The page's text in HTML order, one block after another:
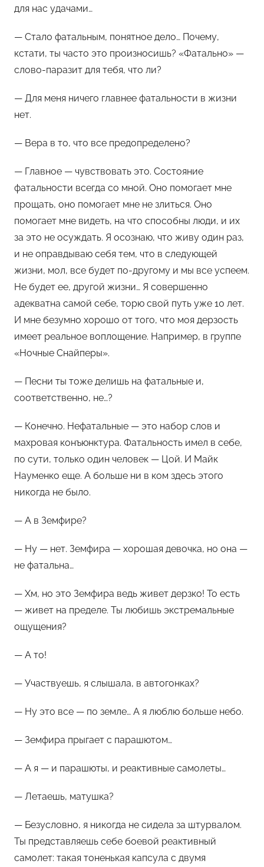
для нас удачами…
— Стало фатальным, понятное дело… Почему,
кстати, ты часто это произносишь? «Фатально» —
слово-паразит для тебя, что ли?
— Для меня ничего главнее фатальности в жизни
нет.
— Вера в то, что все предопределено?
— Главное — чувствовать это. Состояние
фатальности всегда со мной. Оно помогает мне
прощать, оно помогает мне не злиться. Оно
помогает мне видеть, на что способны люди, и их
за это не осуждать. Я осознаю, что живу один раз,
и не оправдываю себя тем, что в следующей
жизни, мол, все будет по-другому и мы все успеем.
Не будет ее, другой жизни… Я совершенно
адекватна самой себе, торю свой путь уже 10 лет.
И мне безумно хорошо от того, что моя дерзость
имеет реальное воплощение. Например, в группе
«Ночные Снайперы».
— Песни ты тоже делишь на фатальные и,
соответственно, не…?
— Конечно. Нефатальные — это набор слов и
махровая конъюнктура. Фатальность имел в себе,
по сути, только один человек — Цой. И Майк
Науменко еще. А больше ни в ком здесь этого
никогда не было.
— А в Земфире?
— Ну — нет. Земфира — хорошая девочка, но она —
не фатальна…
— Хм, но это Земфира ведь живет дерзко! То есть
— живет на пределе. Ты любишь экстремальные
ощущения?
— А то!
— Участвуешь, я слышала, в автогонках?
— Ну это все — по земле… А я люблю больше небо.
— Земфира прыгает с парашютом…
— А я — и парашюты, и реактивные самолеты…
— Летаешь, матушка?
— Безусловно, я никогда не сидела за штурвалом.
Ты представляешь себе боевой реактивный
самолет: такая тоненькая капсула с двумя